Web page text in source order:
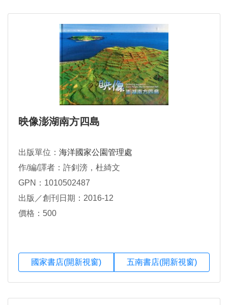
映像澎湖南方四島
出版單位： 海洋國家公園管理處
作/編/譯者：許釗滂，杜綺文
GPN：1010502487
出版／創刊日期：2016-12
價格：500
國家書店(開新視窗) 五南書店(開新視窗)